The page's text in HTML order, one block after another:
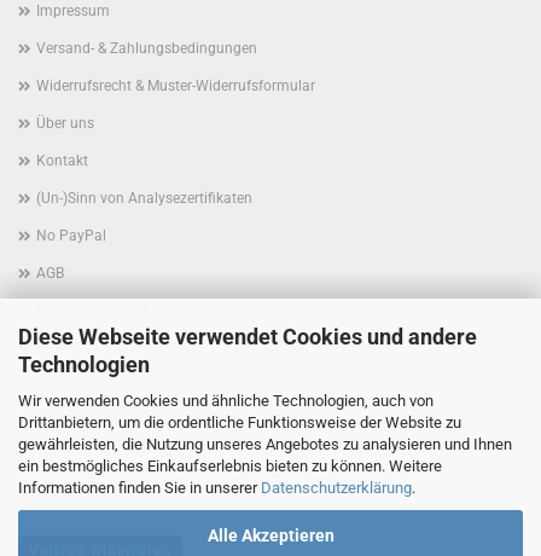
Diese Webseite verwendet Cookies und andere
Technologien
Wir verwenden Cookies und ähnliche Technologien, auch von
Drittanbietern, um die ordentliche Funktionsweise der Website zu
gewährleisten, die Nutzung unseres Angebotes zu analysieren und Ihnen
ein bestmögliches Einkaufserlebnis bieten zu können. Weitere
Informationen finden Sie in unserer Datenschutzerklärung.
Alle Akzeptieren
Impressum
Versand- & Zahlungsbedingungen
Widerrufsrecht & Muster-Widerrufsformular
Über uns
Kontakt
(Un-)Sinn von Analysezertifikaten
No PayPal
AGB
Cookie Einstellungen